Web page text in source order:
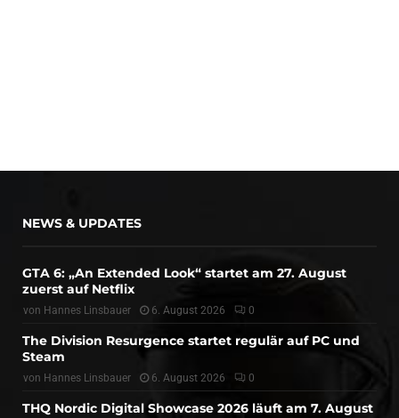
NEWS & UPDATES
GTA 6: „An Extended Look“ startet am 27. August
zuerst auf Netflix
von Hannes Linsbauer 6. August 2026 0
The Division Resurgence startet regulär auf PC und
Steam
von Hannes Linsbauer 6. August 2026 0
THQ Nordic Digital Showcase 2026 läuft am 7. August